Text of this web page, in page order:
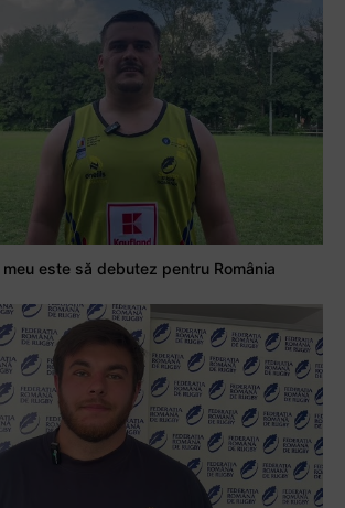
este să debutez pentru România